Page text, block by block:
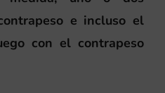
e incluso el
con el contrapeso